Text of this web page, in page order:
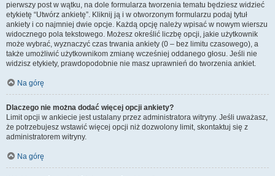
pierwszy post w wątku, na dole formularza tworzenia tematu będziesz widzieć
etykietę “Utwórz ankietę”. Kliknij ją i w otworzonym formularzu podaj tytuł
ankiety i co najmniej dwie opcje. Każdą opcję należy wpisać w nowym wierszu
widocznego pola tekstowego. Możesz określić liczbę opcji, jakie użytkownik
może wybrać, wyznaczyć czas trwania ankiety (0 – bez limitu czasowego), a
także umożliwić użytkownikom zmianę wcześniej oddanego głosu. Jeśli nie
widzisz etykiety, prawdopodobnie nie masz uprawnień do tworzenia ankiet.
Na górę
Dlaczego nie można dodać więcej opcji ankiety?
Limit opcji w ankiecie jest ustalany przez administratora witryny. Jeśli uważasz,
że potrzebujesz wstawić więcej opcji niż dozwolony limit, skontaktuj się z
administratorem witryny.
Na górę